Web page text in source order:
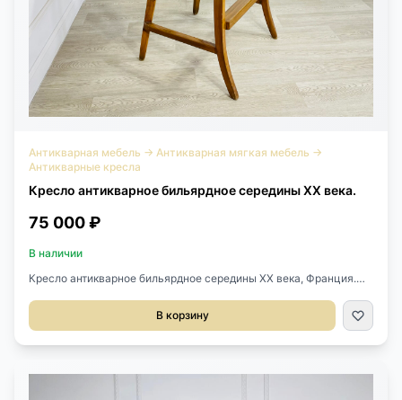
Антикварная мебель → Антикварная мягкая мебель →
Антикварные кресла
Кресло антикварное бильярдное середины XX века.
75 000 ₽
В наличии
Кресло антикварное бильярдное середины XX века, Франция.
цвета. Размер 61х60х132 см.
В корзину